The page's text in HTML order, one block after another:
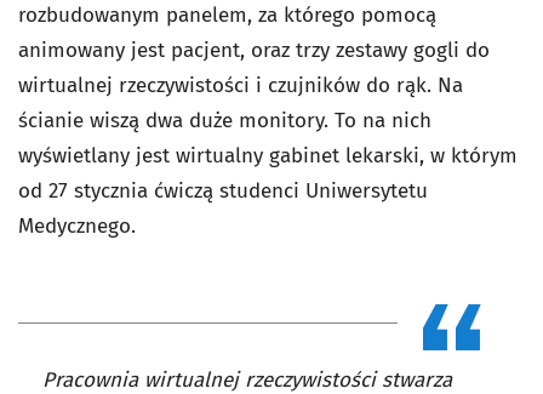
rozbudowanym panelem, za którego pomocą
animowany jest pacjent, oraz trzy zestawy gogli do
wirtualnej rzeczywistości i czujników do rąk. Na
ścianie wiszą dwa duże monitory. To na nich
wyświetlany jest wirtualny gabinet lekarski, w którym
od 27 stycznia ćwiczą studenci Uniwersytetu
Medycznego.
Pracownia wirtualnej rzeczywistości stwarza